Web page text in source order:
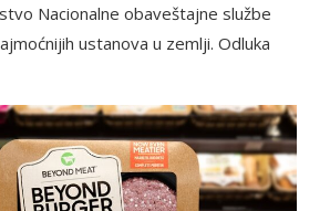
Nacionalne obaveštajne službe
ustanova u zemlji. Odluka